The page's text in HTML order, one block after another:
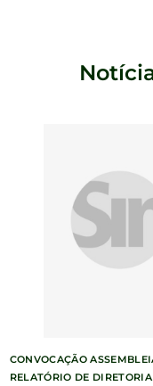
CONVOCAÇÃO
RELATÓRIO DE